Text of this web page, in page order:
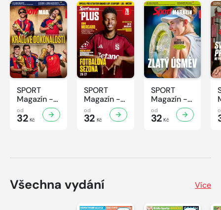
SPORT
Magazín -
31/2026
od
32 Kč
SPORT
Magazín -
30/2026
od
32 Kč
SPORT
Magazín -
29/2026
od
32 Kč
Všechna vydání Více